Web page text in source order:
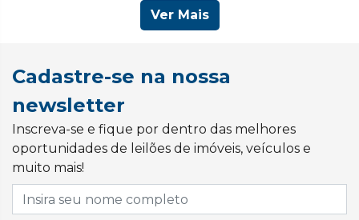
Ver Mais
Cadastre-se na nossa
newsletter
Inscreva-se e fique por dentro das melhores
oportunidades de leilões de imóveis, veículos e
muito mais!